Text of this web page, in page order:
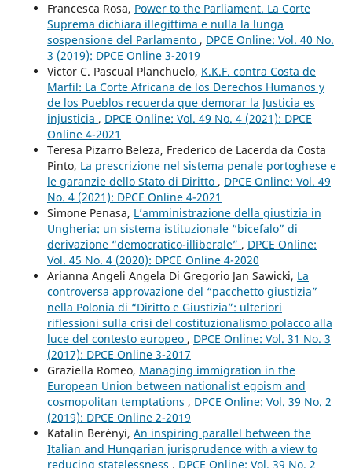
Francesca Rosa, Power to the Parliament. La Corte
Suprema dichiara illegittima e nulla la lunga
sospensione del Parlamento , DPCE Online: Vol. 40 No.
3 (2019): DPCE Online 3-2019
Victor C. Pascual Planchuelo, K.K.F. contra Costa de
Marfil: La Corte Africana de los Derechos Humanos y
de los Pueblos recuerda que demorar la Justicia es
injusticia , DPCE Online: Vol. 49 No. 4 (2021): DPCE
Online 4-2021
Teresa Pizarro Beleza, Frederico de Lacerda da Costa
Pinto, La prescrizione nel sistema penale portoghese e
le garanzie dello Stato di Diritto , DPCE Online: Vol. 49
No. 4 (2021): DPCE Online 4-2021
Simone Penasa, L’amministrazione della giustizia in
Ungheria: un sistema istituzionale “bicefalo” di
derivazione “democratico-illiberale” , DPCE Online:
Vol. 45 No. 4 (2020): DPCE Online 4-2020
Arianna Angeli Angela Di Gregorio Jan Sawicki, La
controversa approvazione del “pacchetto giustizia”
nella Polonia di “Diritto e Giustizia”: ulteriori
riflessioni sulla crisi del costituzionalismo polacco alla
luce del contesto europeo , DPCE Online: Vol. 31 No. 3
(2017): DPCE Online 3-2017
Graziella Romeo, Managing immigration in the
European Union between nationalist egoism and
cosmopolitan temptations , DPCE Online: Vol. 39 No. 2
(2019): DPCE Online 2-2019
Katalin Berényi, An inspiring parallel between the
Italian and Hungarian jurisprudence with a view to
reducing statelessness , DPCE Online: Vol. 39 No. 2